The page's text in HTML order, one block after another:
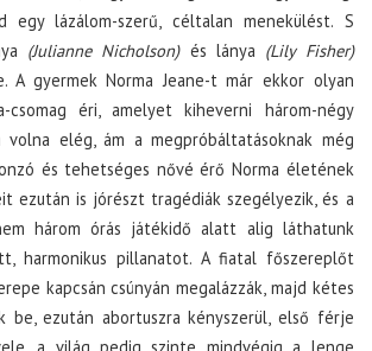
egy lázálom-szerű, céltalan menekülést. S
(Julianne Nicholson)és lánya (Lily Fisher)
A gyermek Norma Jeane-t már ekkor olyan
csomag éri, amelyet kiheverni három-négy
volna elég, ám a megpróbáltatásoknak még
és tehetséges nővé érő Norma életének
ezután is jórészt tragédiák szegélyezik, és a
három órás játékidő alatt alig láthatunk
harmonikus pillanatot. A fiatal főszereplőt
kapcsán csúnyán megalázzák, majd kétes
be, ezután abortuszra kényszerül, első férje